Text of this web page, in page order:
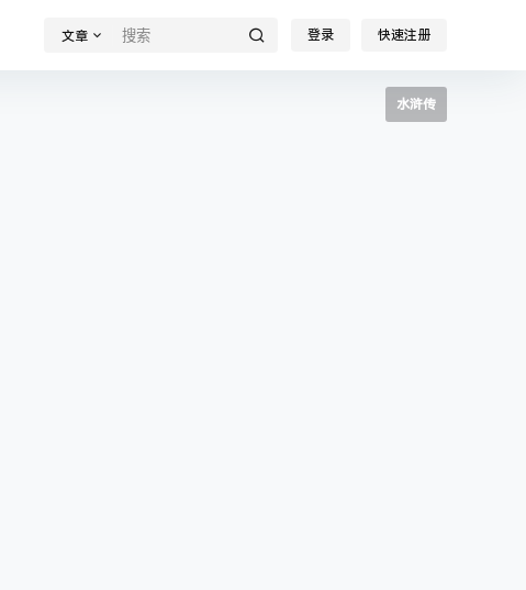
文章 登录 快速注册
水浒传